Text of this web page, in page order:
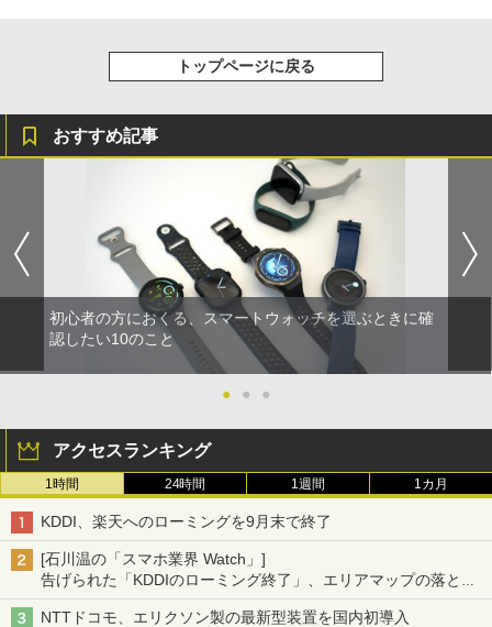
トップページに戻る
おすすめ記事
初心者の方におくる、スマートウォッチを選ぶときに確
認したい10のこと
● ● ●
アクセスランキング
1時間 24時間 1週間 1カ月
KDDI、楽天へのローミングを9月末で終了
[石川温の「スマホ業界 Watch」]
告げられた「KDDIのローミング終了」、エリアマップの落とし
穴と楽天モバイルの課題
NTTドコモ、エリクソン製の最新型装置を国内初導入